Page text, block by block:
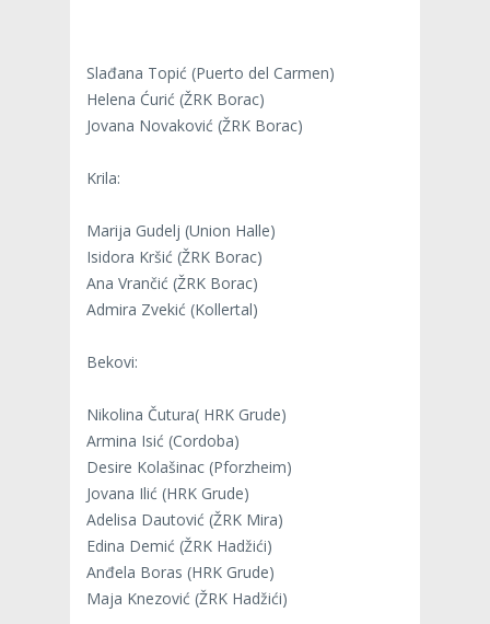
Slađana Topić (Puerto del Carmen)
Helena Ćurić (ŽRK Borac)
Jovana Novaković (ŽRK Borac)
Krila:
Marija Gudelj (Union Halle)
Isidora Kršić (ŽRK Borac)
Ana Vrančić (ŽRK Borac)
Admira Zvekić (Kollertal)
Bekovi:
Nikolina Čutura( HRK Grude)
Armina Isić (Cordoba)
Desire Kolašinac (Pforzheim)
Jovana Ilić (HRK Grude)
Adelisa Dautović (ŽRK Mira)
Edina Demić (ŽRK Hadžići)
Anđela Boras (HRK Grude)
Maja Knezović (ŽRK Hadžići)